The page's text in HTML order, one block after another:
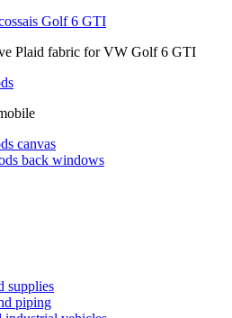
Plaid fabric for VW Golf 6 GTI
canvas
back windows
supplies
piping